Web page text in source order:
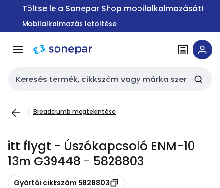
Ugrás a
Ugrás a
tartalomra
Töltse le a Sonepar Shop mobilalkalmazását!
Mobilalkalmazás letöltése
Keresési bemenet
Breadcrumb megtekintése
itt flygt - Úszókapcsoló ENM-10
13m G39448 - 5828803
Másolás
Gyártói cikkszám 5828803